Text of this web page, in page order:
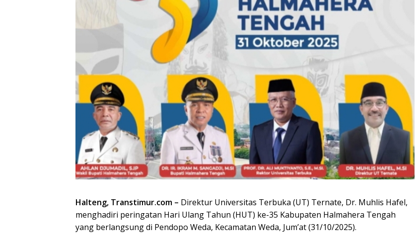
Halteng, Transtimur.com – Direktur Universitas Terbuka (UT) Ternate, Dr. Muhlis Hafel,
menghadiri peringatan Hari Ulang Tahun (HUT) ke-35 Kabupaten Halmahera Tengah
yang berlangsung di Pendopo Weda, Kecamatan Weda, Jum’at (31/10/2025).